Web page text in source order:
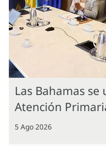
Las Bahamas
Atención
5 Ago 2026